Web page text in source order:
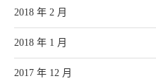
2018 年 2 月
2018 年 1 月
2017 年 12 月